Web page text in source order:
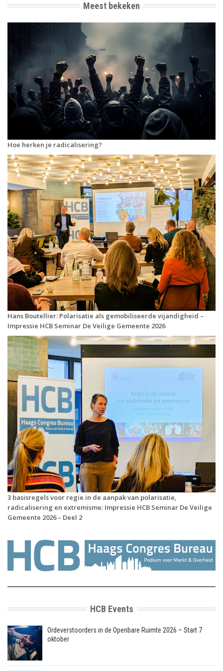
Meest bekeken
Hoe herken je radicalisering?
Hans Boutellier: Polarisatie als gemobiliseerde vijandigheid –
Impressie HCB Seminar De Veilige Gemeente 2026
3 basisregels voor regie in de aanpak van polarisatie,
radicalisering en extremisme: Impressie HCB Seminar De Veilige
Gemeente 2026 – Deel 2
HCB Events
Ordeverstoorders in de Openbare Ruimte 2026 – Start 7
oktober